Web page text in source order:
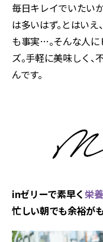
毎日キレイでいたい
は多いはず。とはい
も事実…。そんな人に
ズ。手軽に美味しく
んです。
inゼリーで素早く 栄
忙しい朝でも余裕がも